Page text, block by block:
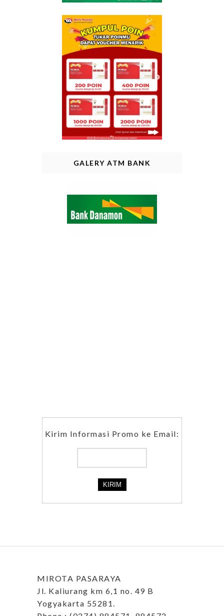
GALERY ATM BANK
Kirim Informasi Promo ke Email:
MIROTA PASARAYA
Jl. Kaliurang km 6,1 no. 49 B
Yogyakarta 55281.